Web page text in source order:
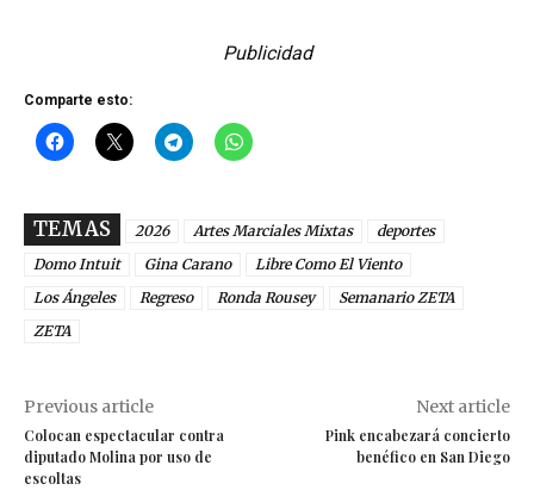
Publicidad
Comparte esto:
TEMAS 2026 Artes Marciales Mixtas
deportes
Domo Intuit
Gina Carano
Libre Como El Viento
Los Ángeles
Regreso Ronda Rousey
Semanario ZETA
ZETA
Previous article
Colocan espectacular contra
diputado Molina por uso de
escoltas
Next article
Pink encabezará concierto
benéfico en San Diego